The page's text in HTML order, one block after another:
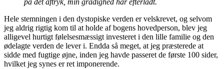
på det aftryk, min grådighed har efterladt.
Hele stemningen i den dystopiske verden er velskrevet, og selvom
jeg aldrig rigtig kom til at holde af bogens hovedperson, blev jeg
alligevel hurtigt følelsesmæssigt investeret i den lille familie og den
ødelagte verden de lever i. Endda så meget, at jeg præsterede at
sidde med fugtige øjne, inden jeg havde passeret de første 100 sider,
hvilket jeg synes er ret imponerende.